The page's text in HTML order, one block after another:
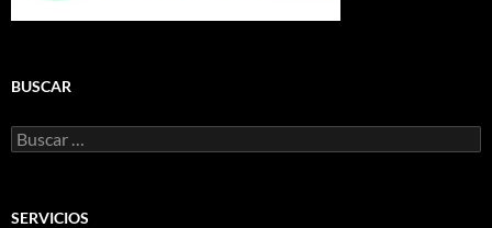
BUSCAR
Buscar:
SERVICIOS